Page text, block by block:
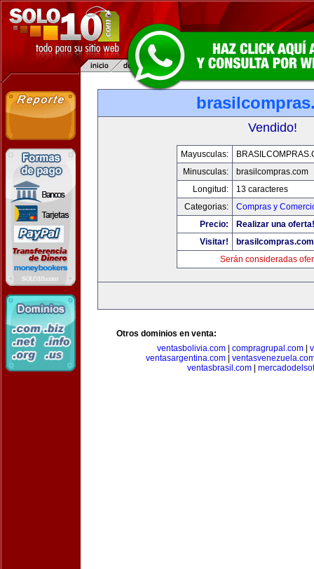
Vendido!
Mayusculas:
Minusculas:
brasilcompras.com
Longitud:
13 caracteres
Categorias:
Compras y
Precio:
Realizar una oferta!
Visitar!
brasilcompras.com
Serán consideradas
Otros dominios en venta:
ventasbolivia.com
compragrupal.com
ventasargentina.com|
ventasbrasil.com